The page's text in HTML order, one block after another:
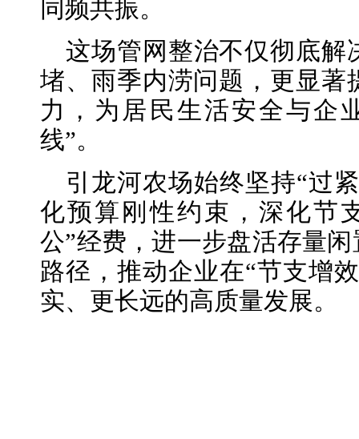
同频共振。
这场管网整治不仅彻底解
堵、雨季内涝问题，更显著
力，为居民生活安全与企
线”。
引龙河农场始终坚持“过
化预算刚性约束，深化节
公”经费，进一步盘活存量
路径，推动企业在“节支增
实、更长远的高质量发展。